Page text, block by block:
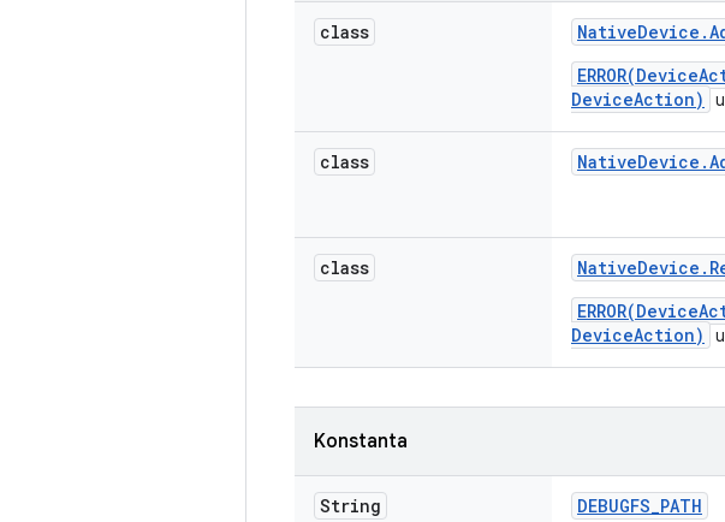
class NativeDevice .
DeviceAction)
class NativeDevice .
class NativeDevice .
DeviceAction)
Konstanta
String DEBUGFS_PATH